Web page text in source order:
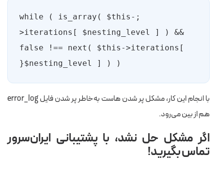
;while ( is_array( $this-
>iterations[ $nesting_level ] ) &&
false !== next( $this->iterations[
$nesting_level ] ) ){
با انجام این کار، مشکل پر شدن هاست به‌خاطر پر شدن فایل error_log
هم از بین می‌رود.
اگر مشکل حل نشد، با پشتیبانی ایران‌سرور
تماس بگیرید!